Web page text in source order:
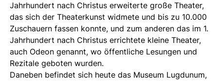
Jahrhundert nach Christus erweiterte große Theater,
das sich der Theaterkunst widmete und bis zu 10.000
Zuschauern fassen konnte, und zum anderen das im 1.
Jahrhundert nach Christus errichtete kleine Theater,
auch Odeon genannt, wo öffentliche Lesungen und
Rezitale geboten wurden.
Daneben befindet sich heute das Museum Lugdunum,